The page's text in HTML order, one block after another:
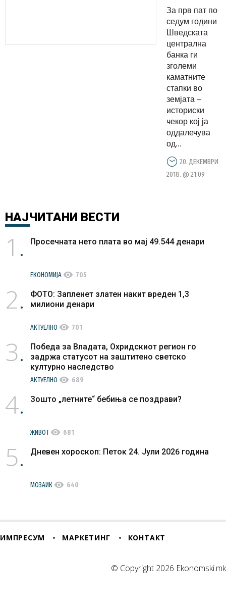
зголеми
каматните
стапки во
земјата
За прв пат по
седум години
Шведската
централна
банка ги
зголеми
каматните
стапки во
земјата –
историски
чекор кој ја
оддалечува
од...
20. ДЕКЕМВРИ
2018. @ 21:09
НАЈЧИТАНИ ВЕСТИ
1 Просечната нето плата во мај 49.544 денари
ЕКОНОМИЈА visibility 705
2
ФОТО: Запленет златен накит вреден 1,3
милиони денари
АКТУЕЛНО visibility 701
3
Победа за Владата, Охридскиот регион го
задржа статусот на заштитено светско
културно наследство
АКТУЕЛНО visibility 689
4 Зошто „летните“ бебиња се поздрави?
ЖИВОТvisibility 681
5 Дневен хороскоп: Петок 24. Јули 2026 година
МОЗАИК visibility 640
ИМПРЕСУМ МАРКЕТИНГ КОНТАКТ
© Copyright 2026 Ekonomski.mk